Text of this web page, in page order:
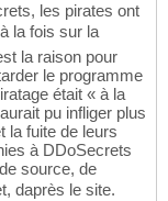
les pirates ont
la fois sur la
la raison pour
le programme
était « à la
pu infliger plus
la fuite de leurs
à DDoSecrets
source, de
daprès le site.